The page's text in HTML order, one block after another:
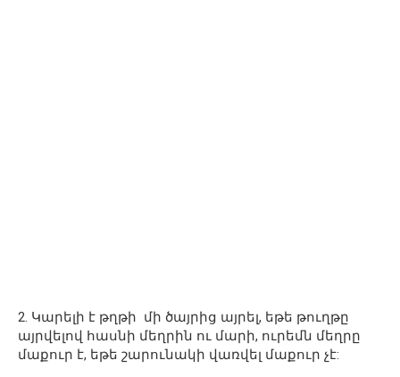
2. Կարելի է թղթի մի ծայրից այրել, եթե թուղթը
այրվելով հասնի մեղրին ու մարի, ուրեմն մեղրը
մաքուր է, եթե շարունակի վառվել մաքուր չէ: